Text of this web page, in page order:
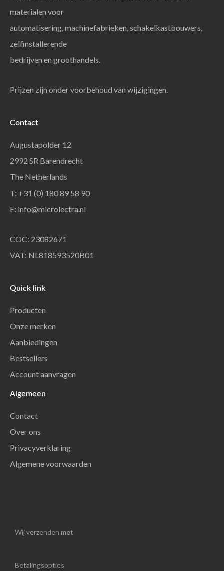
materialen voor
automatisering, machinefabrieken, schakelkastbouwers,
zelfinstallerende
bedrijven en groothandels.
Prijzen zijn onder voorbehoud van wijzigingen.
Contact
Augustapolder 12
2992 SR Barendrecht
The Netherlands
T: +31 (0) 180 89 58 90
E: info@microlectra.nl
COC: 23082671
VAT: NL818593520B01
Quick link
Producten
Onze merken
Aanbiedingen
Bestsellers
Account aanvragen
Algemeen
Contact
Over ons
Privacyverklaring
Algemene voorwaarden
Wij verzenden met
Betalingsopties